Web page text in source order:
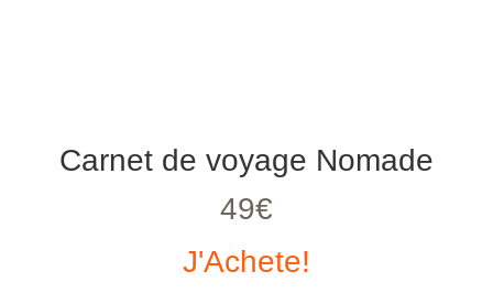
Carnet de voyage Nomade
49€
J'Achete!